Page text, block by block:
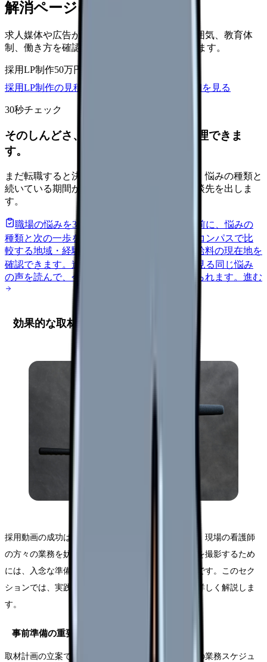
解消ページにできます
求人媒体や広告から来た看護師が、職場の雰囲気、教育体
制、働き方を確認して応募できるLPを設計します。
採用LP制作50万円〜
採用LP制作の見積もりを依頼
サービス詳細を見る
30秒チェック
そのしんどさ、転職すべきサインか整理できま
す。
まだ転職すると決めていなくても大丈夫です。悩みの種類と
続いている期間から、次に見るべき記事と相談先を出しま
す。
職場の悩みを30秒で診断
辞めるべきか迷う前に、悩みの
種類と次の一歩を整理します。
給料コンパスで比
較する地域・経験年数・施設形態から、今の給料の現在地を
確認できます。 進む 匿名掲示板で本音を見る 同じ悩み
の声を読んで、今の職場だけの問題か確かめられます。 進む
効果的な取材計画の立案
採用動画の成功は、綿密な取材計画から始まります。現場の看護師
の方々の業務を妨げることなく、かつ魅力的な映像を撮影するため
には、入念な準備と関係者との丁寧な調整が不可欠です。このセク
ションでは、実践的な取材計画の立案方法について詳しく解説しま
す。
事前準備の重要性と基本アプローチ
取材計画の立案では、撮影対象となる看護師の方々の業務スケジュ